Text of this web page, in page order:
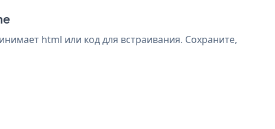
html или код для встраивания. Сохраните,